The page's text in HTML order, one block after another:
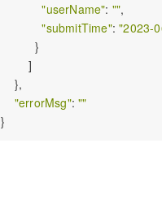
"userName": "",
"submitTime": "2023-
          }
        ]
    },
"errorMsg": ""